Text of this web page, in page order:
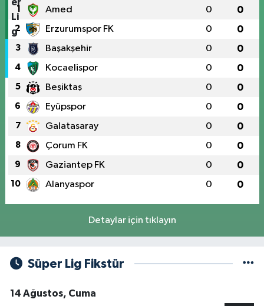
1 Amed 0 0
2 Erzurumspor FK 0 0
3 Başakşehir 0 0
4 Kocaelispor 0 0
5 Beşiktaş 0 0
6 Eyüpspor 0 0
7 Galatasaray 0 0
8 Çorum FK 0 0
9 Gaziantep FK 0 0
10 Alanyaspor 0 0
Detaylar için tıklayın
Süper Lig Fikstür
14 Ağustos, Cuma